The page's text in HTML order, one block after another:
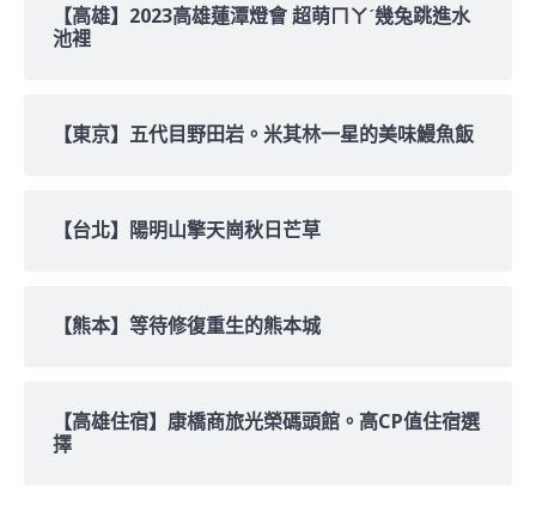
【高雄】2023高雄蓮潭燈會 超萌ㄇㄚˊ幾兔跳進水
池裡
【東京】五代目野田岩。米其林一星的美味鰻魚飯
【台北】陽明山擎天崗秋日芒草
【熊本】等待修復重生的熊本城
【高雄住宿】康橋商旅光榮碼頭館。高CP值住宿選
擇